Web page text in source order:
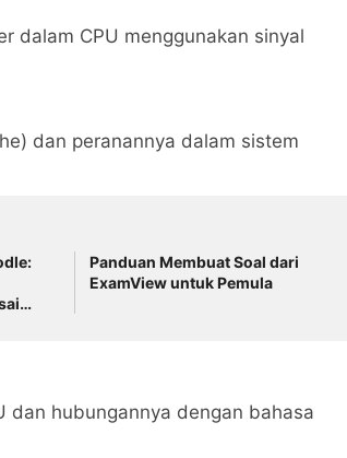
dalam CPU menggunakan sinyal
dan peranannya dalam sistem
Panduan Membuat Soal dari
ExamView untuk Pemula
dan hubungannya dengan bahasa